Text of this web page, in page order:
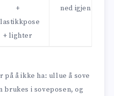
+
+ lighter
ned igjen
på å ikke ha: ullue å sove
brukes i soveposen, og